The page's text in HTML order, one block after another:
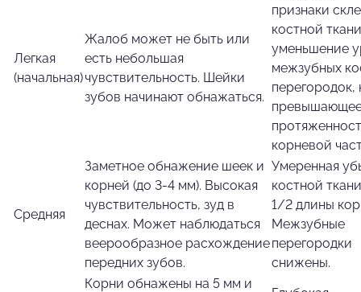
Легкая
(начальная)
Жалоб может не быть или
есть небольшая
чувствительность. Шейки
зубов начинают обнажаться.
признаки
костной
уменьшение
межзубных
перегородок,
корневой
Средняя
Заметное обнажение шеек и
корней (до 3-4 мм). Высокая
чувствительность, зуд в
деснах. Может наблюдаться
веерообразное расхождение
передних зубов.
Умеренная
костной
1/2 длины
Межзубные
перегородки
снижены.
Корни обнажены на 5 мм и